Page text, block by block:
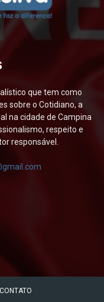
que tem como
sobre o Cotidiano, a
na cidade de Campina
respeito e
responsável.
CONTATO